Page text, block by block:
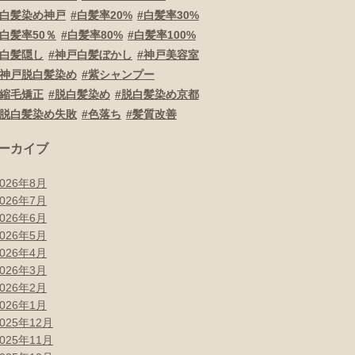
白髪染め神戸
白髪率20%
白髪率30%
白髪率50％
白髪率80%
白髪率100%
白髪隠し
神戸白髪ぼかし
神戸美容室
神戸脱白髪染め
紫シャンプー
縮毛矯正
脱白髪染め
脱白髪染め京都
脱白髪染め失敗
色落ち 髪質改善
カイブ
年8月
年7月
年6月
年5月
年4月
年3月
年2月
年1月
年12月
年11月